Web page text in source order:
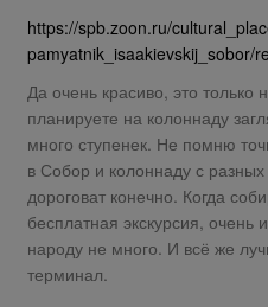
https://spb.zoon.ru/
pamyatnik_isaakievskij_sobor/
Да очень красиво, это только
планируете на колоннаду
много ступенек. Не помню
в Собор и колоннаду с
дороговат конечно. Когда
бесплатная экскурсия, очень
народу не много. И всё же
терминал.